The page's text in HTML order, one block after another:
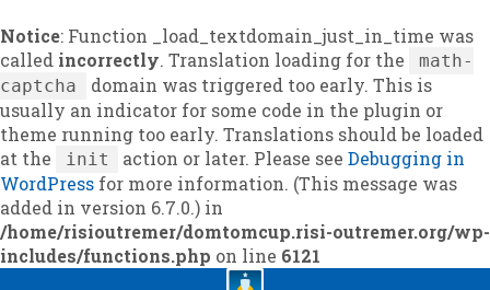
Notice: Function _load_textdomain_just_in_time was
called incorrectly. Translation loading for the
math-
captcha
domain was triggered too early. This is
usually an indicator for some code in the plugin or
theme running too early. Translations should be loaded
at the
init action or later. Please seeDebugging in
WordPress for more information. (This message was
added in version 6.7.0.) in
/home/risioutremer/domtomcup.risi-outremer.org/wp-
includes/functions.php on line 6121